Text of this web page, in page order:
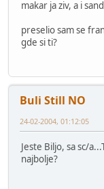
makar ja ziv, a i
preselio sam se
gde si ti?
Buli Still NO
24-02-2004, 01:12:05
Jeste Biljo, sa sc/
najbolje?